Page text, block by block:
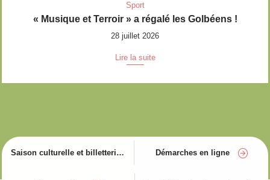
Sport
« Musique et Terroir » a régalé les Golbéens !
28 juillet 2026
Lire la suite
Saison culturelle et billetterie Démarches en ligne